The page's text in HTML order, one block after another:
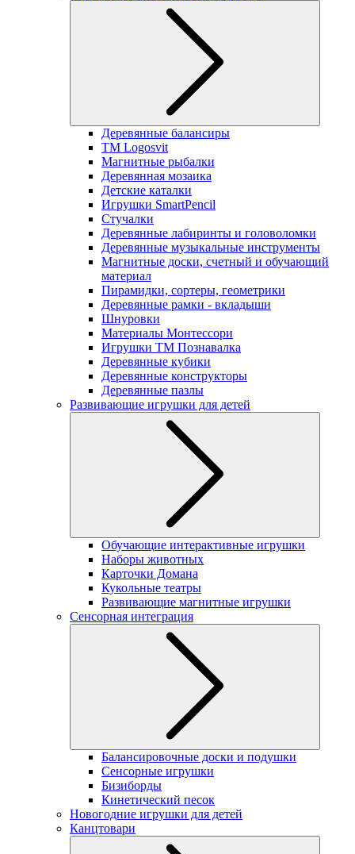
Деревянные балансиры
TM Logosvit
Магнитные рыбалки
Деревянная мозаика
Детские каталки
Игрушки SmartPencil
Стучалки
Деревянные лабиринты и головоломки
Деревянные музыкальные инструменты
Магнитные доски, счетный и обучающий
материал
Пирамидки, сортеры, геометрики
Деревянные рамки - вкладыши
Шнуровки
Материалы Монтессори
Игрушки ТМ Познавалка
Деревянные кубики
Деревянные конструкторы
Деревянные пазлы
Развивающие игрушки для детей
Обучающие интерактивные игрушки
Наборы животных
Карточки Домана
Кукольные театры
Развивающие магнитные игрушки
Сенсорная интеграция
Балансировочные доски и подушки
Сенсорные игрушки
Бизиборды
Кинетический песок
Новогодние игрушки для детей
Канцтовари